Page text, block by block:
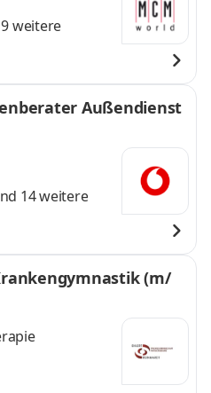
weitere
Außendienst
14 weitere
(m/